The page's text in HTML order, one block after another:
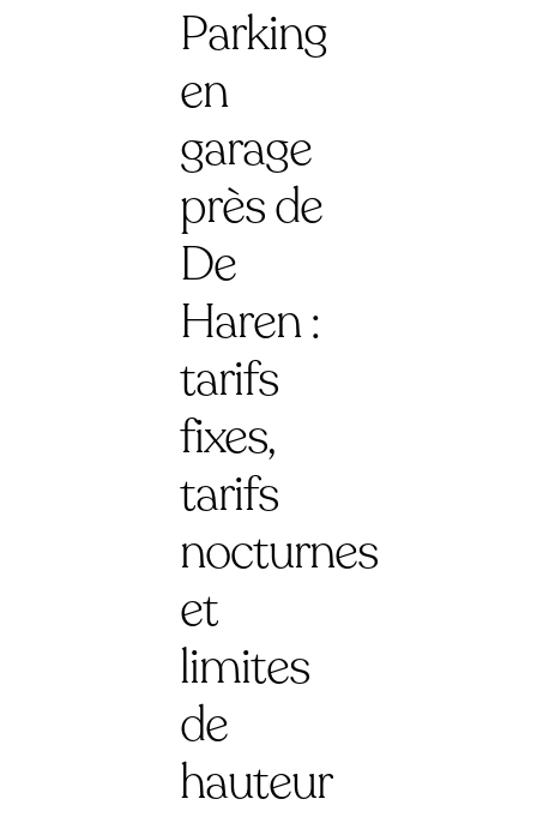
Parking
en
garage
près de
De
Haren :
tarifs
fixes,
tarifs
nocturnes
et
limites
de
hauteur